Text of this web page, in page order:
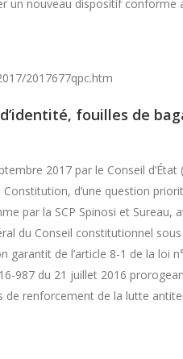
un nouveau dispositif
2017677qpc.htm
fouilles de
2017 par le Conseil
d’une question
par la SCP Spinosi et Sureau,
du Conseil constitutionnel
de l’article 8-1 de la loi
987 du 21 juillet 2016
de renforcement de la lutte